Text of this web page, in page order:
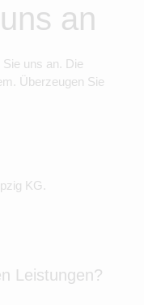
an
uns an. Die
Überzeugen Sie
KG.
Leistungen?